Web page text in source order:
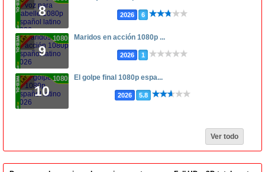
8 2026 6
9
1080p Maridos en acción 1080p ...
2026 1
10
1080p El golpe final 1080p espa...
2026 5.8
Ver todo